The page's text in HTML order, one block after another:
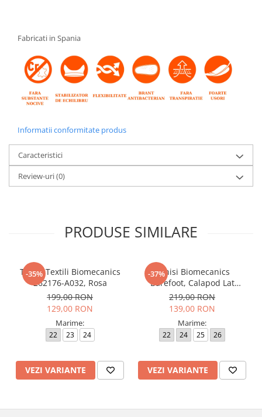
Fabricati in Spania
Informatii conformitate produs
Caracteristici
Review-uri(0)
PRODUSE SIMILARE
-35%
Tenisi Textili Biomecanics
262176-A032, Rosa
199,00 RON
129,00 RON
Marime:
22 23 24
VEZI VARIANTE
-37%
Tenisi Biomecanics
Barefoot, Calapod Lat
262190-E032 Rosa
219,00 RON
139,00 RON
Marime:
22 24 25 26
VEZI VARIANTE